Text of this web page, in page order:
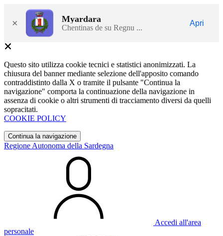
× Myardara
Chentinas de su Regnu ...
Apri
Questo sito utilizza cookie tecnici e statistici anonimizzati. La
chiusura del banner mediante selezione dell'apposito comando
contraddistinto dalla X o tramite il pulsante "Continua la
navigazione" comporta la continuazione della navigazione in
assenza di cookie o altri strumenti di tracciamento diversi da quelli
sopracitati.
COOKIE POLICY
Continua la navigazione
Regione Autonoma della Sardegna
Accedi all'area
personale